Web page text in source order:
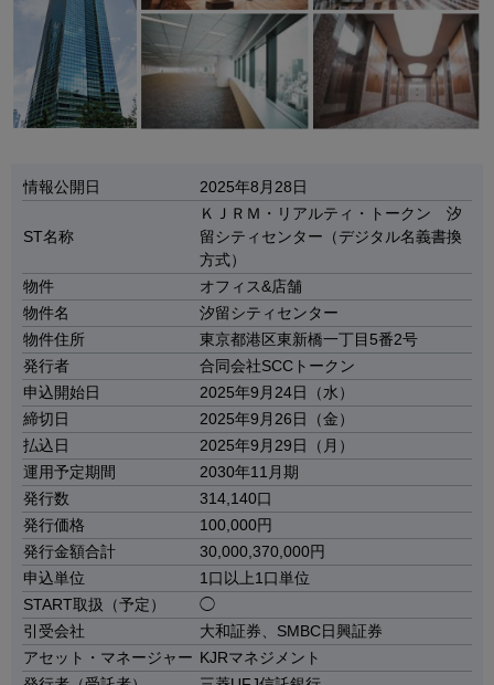
情報公開日 2025年8月28日
ST名称
ＫＪＲＭ・リアルティ・トークン 汐
留シティセンター（デジタル名義書換
方式）
物件
オフィス&店舗
物件名
汐留シティセンター
物件住所
東京都港区東新橋一丁目5番2号
発行者
合同会社SCCトークン
申込開始日
2025年9月24日（水）
締切日
2025年9月26日（金）
払込日
2025年9月29日（月）
運用予定期間
2030年11月期
発行数
314,140口
発行価格
100,000円
発行金額合計
30,000,370,000円
申込単位
1口以上1口単位
START取扱（予定）
◯
引受会社
大和証券、SMBC日興証券
アセット・マネージャー KJRマネジメント